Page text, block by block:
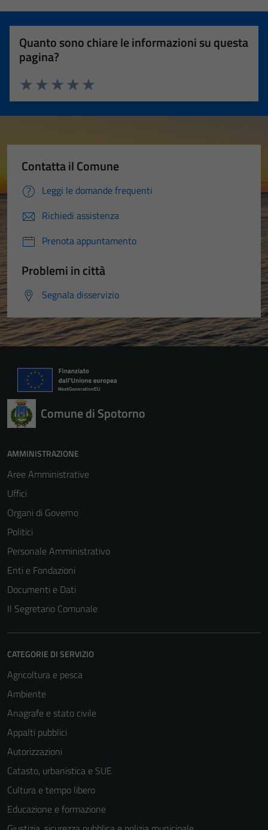
Quanto sono chiare le informazioni su questa
pagina?
Valuta 5 stelle su 5
Valuta 4 stelle su 5
Valuta 3 stelle su 5
Valuta 2 stelle su 5
Valuta 1 stelle su 5
Contatta il Comune
Leggi le domande frequenti
Richiedi assistenza
Prenota appuntamento
Problemi in città
Segnala disservizio
Comune di Spotorno
AMMINISTRAZIONE
Aree Amministrative
Uffici
Organi di Governo
Politici
Personale Amministrativo
Enti e Fondazioni
Documenti e Dati
Il Segretario Comunale
CATEGORIE DI SERVIZIO
Agricoltura e pesca
Ambiente
Anagrafe e stato civile
Appalti pubblici
Autorizzazioni
Catasto, urbanistica e SUE
Cultura e tempo libero
Educazione e formazione